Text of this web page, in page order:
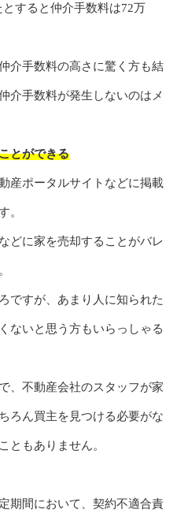
すると仲介手数料は72万
介手数料の高さに驚く方も結
介手数料が発生しないのはメ
とができる
産ポータルサイトなどに掲載
。
どに家を売却することがバレ
ですが、あまり人に知られた
ないと思う方もいらっしゃる
、不動産会社のスタッフが家
ろん買主を見つける必要がな
ともありません。
期間において、契約不適合責